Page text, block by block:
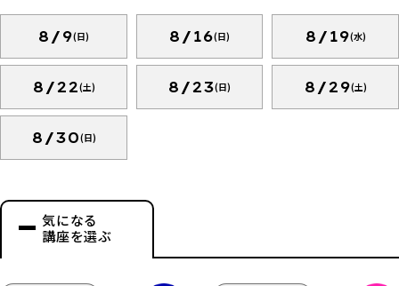
8/9(日) 8/16(日) 8/19(水)
8/22(土) 8/23(日) 8/29(土)
8/30(日)
気になる
講座を選ぶ